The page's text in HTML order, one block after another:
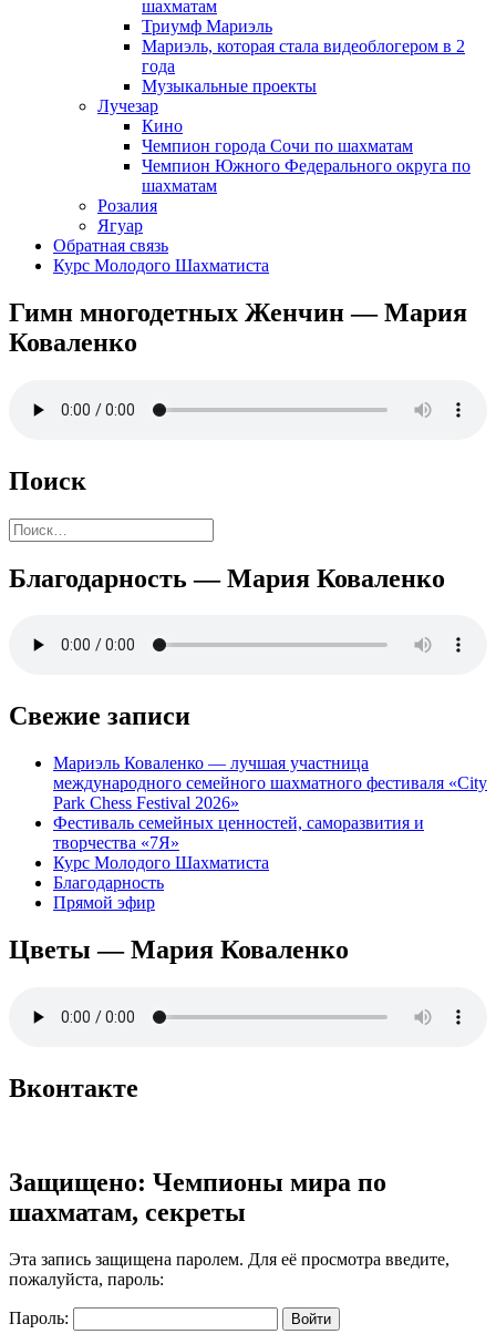
шахматам
Триумф Мариэль
Мариэль, которая стала видеоблогером в 2
года
Музыкальные проекты
Лучезар
Кино
Чемпион города Сочи по шахматам
Чемпион Южного Федерального округа по
шахматам
Розалия
Ягуар
Обратная связь
Курс Молодого Шахматиста
Гимн многодетных Женчин — Мария
Коваленко
Поиск
Найти:
Благодарность — Мария Коваленко
Свежие записи
Мариэль Коваленко — лучшая участница
международного семейного шахматного фестиваля «City
Park Chess Festival 2026»
Фестиваль семейных ценностей, саморазвития и
творчества «7Я»
Курс Молодого Шахматиста
Благодарность
Прямой эфир
Цветы — Мария Коваленко
Вконтакте
Защищено: Чемпионы мира по
шахматам, секреты
Эта запись защищена паролем. Для её просмотра введите,
пожалуйста, пароль:
Пароль: